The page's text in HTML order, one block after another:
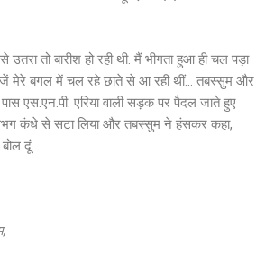
तो बारीश हो रही थी. मैं भीगता हुआ ही चल पड़ा
मेरे बगल में चल रहे छाते से आ रही थीं… तबस्सुम और
एस.एन.पी. एरिया वाली सड़क पर पैदल जाते हुए
कंधे से सटा लिया और तबस्सुम ने हंसकर कहा,
बोल दूं…
,